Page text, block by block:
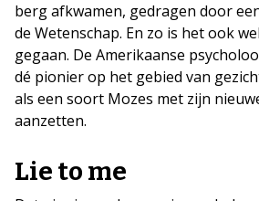
berg afkwamen, gedragen door
de Wetenschap. En zo is het ook
gegaan. De Amerikaanse
dé pionier op het gebied van
als een soort Mozes met zijn
aanzetten.
Lie to me